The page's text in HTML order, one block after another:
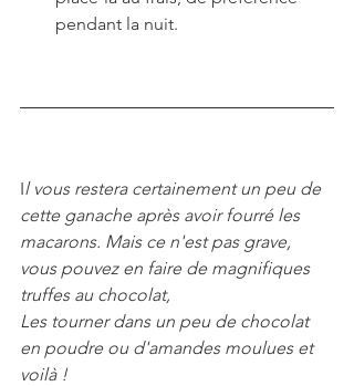
pendant la nuit.
Il vous restera certainement un peu de
cette ganache après avoir fourré les
macarons. Mais ce n'est pas grave,
vous pouvez en faire de magnifiques
truffes au chocolat,
Les tourner dans un peu de chocolat
en poudre ou d'amandes moulues et
voilà !